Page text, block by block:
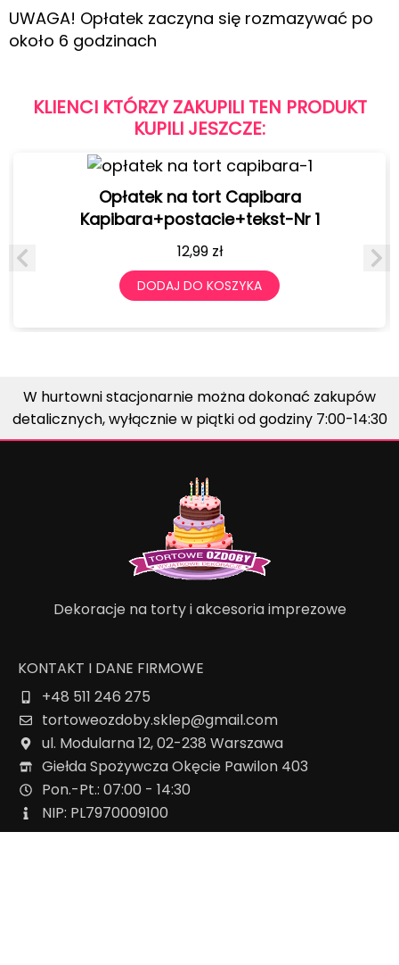
UWAGA! Opłatek zaczyna się rozmazywać po
około 6 godzinach
KLIENCI KTÓRZY ZAKUPILI TEN PRODUKT
KUPILI JESZCZE:
Opłatek na tort Capibara
Kapibara+postacie+tekst-Nr 1
12,99 zł
DODAJ DO KOSZYKA
W hurtowni stacjonarnie można dokonać zakupów
detalicznych, wyłącznie w piątki od godziny 7:00-14:30
Dekoracje na torty i akcesoria imprezowe
KONTAKT I DANE FIRMOWE
+48 511 246 275
tortoweozdoby.sklep@gmail.com
ul. Modularna 12, 02-238 Warszawa
Giełda Spożywcza Okęcie Pawilon 403
Pon.-Pt.: 07:00 - 14:30
NIP: PL7970009100